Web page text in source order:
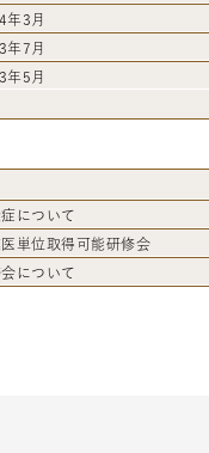
年3月
年7月
年5月
について
単位取得可能研修会
について